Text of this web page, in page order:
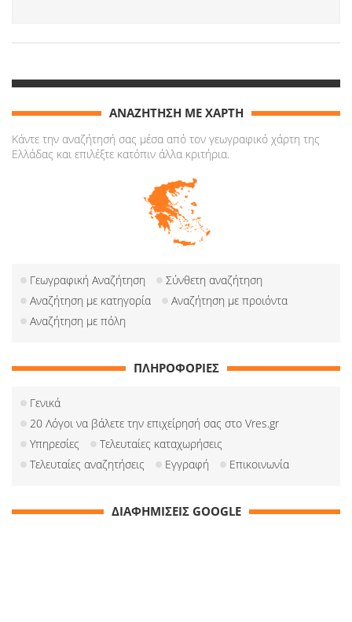
ΑΝΑΖΗΤΗΣΗ ΜΕ ΧΑΡΤΗ
Κάντε την αναζήτησή σας μέσα από τον γεωγραφικό χάρτη της
Ελλάδας και επιλέξτε κατόπιν άλλα κριτήρια.
Γεωγραφική Αναζήτηση
Σύνθετη αναζήτηση
Αναζήτηση με κατηγορία
Αναζήτηση με προιόντα
Αναζήτηση με πόλη
ΠΛΗΡΟΦΟΡΙΕΣ
Γενικά
20 Λόγοι να βάλετε την επιχείρησή σας στο Vres.gr
Υπηρεσίες
Τελευταίες καταχωρήσεις
Τελευταίες αναζητήσεις
Εγγραφή Επικοινωνία
ΔΙΑΦΗΜΙΣΕΙΣ GOOGLE